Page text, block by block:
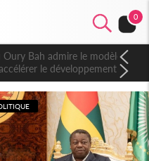
0
Bah admire le modèle
le développement